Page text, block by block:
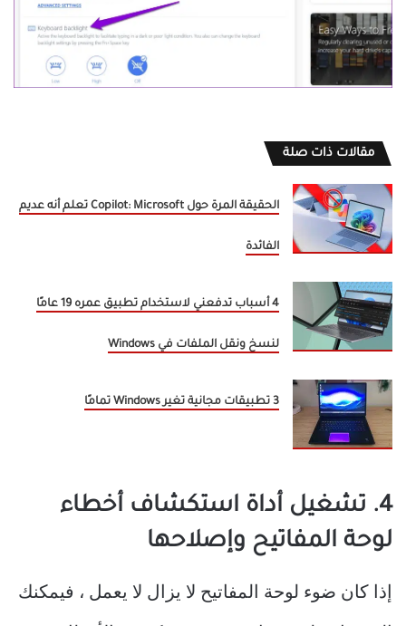
مقالات ذات صلة
الحقيقة المرة حول Copilot: Microsoft تعلم أنه عديم
الفائدة
4 أسباب تدفعني لاستخدام تطبيق عمره 19 عامًا
لنسخ ونقل الملفات في Windows
3 تطبيقات مجانية تغير Windows تمامًا
4. تشغيل أداة استكشاف أخطاء
لوحة المفاتيح وإصلاحها
إذا كان ضوء لوحة المفاتيح لا يزال لا يعمل ، فيمكنك